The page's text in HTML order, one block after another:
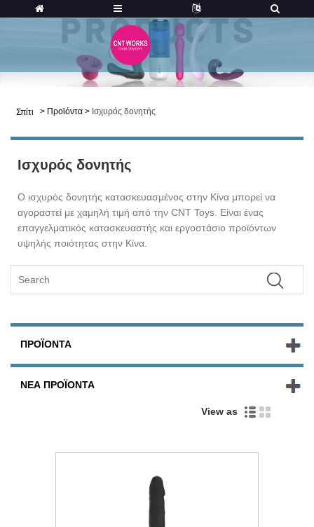
Σπίτι > Προϊόντα > Ισχυρός δονητής
Ισχυρός δονητής
Ο ισχυρός δονητής κατασκευασμένος στην Κίνα μπορεί να
αγοραστεί με χαμηλή τιμή από την CNT Toys. Είναι ένας
επαγγελματικός κατασκευαστής και εργοστάσιο προϊόντων
υψηλής ποιότητας στην Κίνα.
ΠΡΟΪΌΝΤΑ
ΝΈΑ ΠΡΟΪΌΝΤΑ
View as